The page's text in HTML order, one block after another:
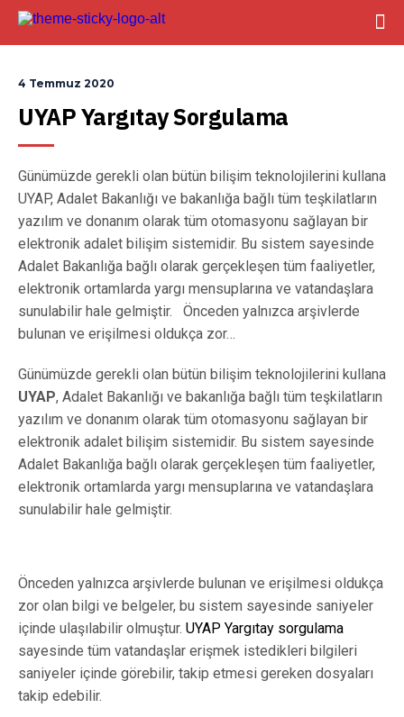
4 Temmuz 2020
UYAP Yargıtay Sorgulama
Günümüzde gerekli olan bütün bilişim teknolojilerini kullana
UYAP, Adalet Bakanlığı ve bakanlığa bağlı tüm teşkilatların
yazılım ve donanım olarak tüm otomasyonu sağlayan bir
elektronik adalet bilişim sistemidir. Bu sistem sayesinde
Adalet Bakanlığa bağlı olarak gerçekleşen tüm faaliyetler,
elektronik ortamlarda yargı mensuplarına ve vatandaşlara
sunulabilir hale gelmiştir. Önceden yalnızca arşivlerde
bulunan ve erişilmesi oldukça zor…
Günümüzde gerekli olan bütün bilişim teknolojilerini kullana
UYAP, Adalet Bakanlığı ve bakanlığa bağlı tüm teşkilatların
yazılım ve donanım olarak tüm otomasyonu sağlayan bir
elektronik adalet bilişim sistemidir. Bu sistem sayesinde
Adalet Bakanlığa bağlı olarak gerçekleşen tüm faaliyetler,
elektronik ortamlarda yargı mensuplarına ve vatandaşlara
sunulabilir hale gelmiştir.
Önceden yalnızca arşivlerde bulunan ve erişilmesi oldukça
zor olan bilgi ve belgeler, bu sistem sayesinde saniyeler
içinde ulaşılabilir olmuştur. UYAP Yargıtay sorgulama
sayesinde tüm vatandaşlar erişmek istedikleri bilgileri
saniyeler içinde görebilir, takip etmesi gereken dosyaları
takip edebilir.